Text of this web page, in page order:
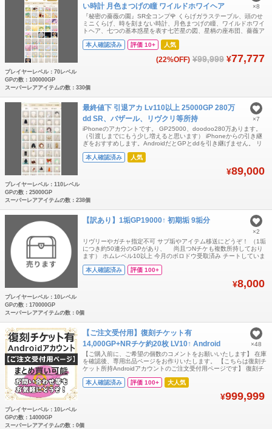
い時計 月色まつげの瞳 ワイルドホワイヘア
『秘密の薔薇の園』SR全コンプ🌹 くらげガラステーブル、頭のせ
ミニくらげ、時を刻まない時計、月色まつげの瞳、ワイルドホワイ
トヘア、七つの基本惑星を表す七芒星の図、星柄の座布団、薔薇ア
らめく黄金の林檎の木、きらめく薔薇の木含むバザール🌳全12本中
いちごの木含む合計61本🌳 初
本人確認済み 評価 10+ 人気
(22%OFF) ¥99,999 ¥77,777
×8
プレイヤーレベル：70レベル
GPの数：100000GP
スーパーレアアイテムの数：330個
最終値下 引退アカ Lv110以上 25000GP 280万
dd SR、バザール、リヴクリ等所持
iPhoneのアカウントです。 GP25000、doodoo280万あります。
（引渡しまでにもう少し増えると思います） iPhoneからの引き継
ぎをおすすめします。AndroidだとGPとddを引き継げません。 リ
間が取れないため引退することにいたしました。 総額は分かりませ
本人確認済み 人気
¥89,000
×7
プレイヤーレベル：110レベル
GPの数：25000GP
スーパーレアアイテムの数：238個
【訳あり】1垢GP19000↑ 初期垢 9垢分
リヴリーやガチャ指定不可 サブ垢やアイテム移送にどうぞ！ （1垢
につき約50連分のGPがあり、 尚且つNチケも複数所持しており
ます） ホムレベル10以上 今月のボロドウ受取済み チートしていま
垢 20000GP…4垢 21000GP…1垢 〜〜〜
本人確認済み 評価 100+
¥8,000
×2
プレイヤーレベル：10レベル
GPの数：170000GP
スーパーレアアイテムの数：0個
【ご注文受付用】復刻チケット有
14,000GP+NRチケ約20枚 LV10↑ Android
【ご購入前に、ご希望の個数のコメントをお願いいたします】 在庫
を確認後、専用出品ページをお作りいたします。 【こちらは復刻チ
ケット所持Androidアカウントのご注文受付用ページです】 復刻チ
での廃盤アイテムの大量入手が可能です。 ホムレベル10以上のた
本人確認済み 評価 100+ 大人気
¥999,999
×48
プレイヤーレベル：10レベル
GPの数：14000GP
スーパーレアアイテムの数：0個